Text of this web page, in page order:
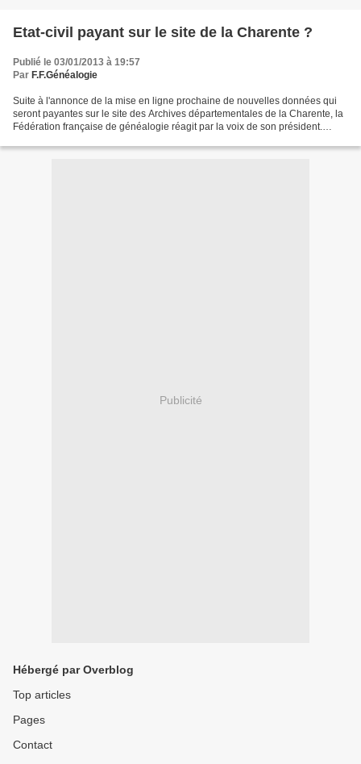
Etat-civil payant sur le site de la Charente ?
Publié le 03/01/2013 à 19:57
Par F.F.Généalogie
Suite à l'annonce de la mise en ligne prochaine de nouvelles données qui
seront payantes sur le site des Archives départementales de la Charente, la
Fédération française de généalogie réagit par la voix de son président.
Publicité
Hébergé par Overblog
Top articles
Pages
Contact